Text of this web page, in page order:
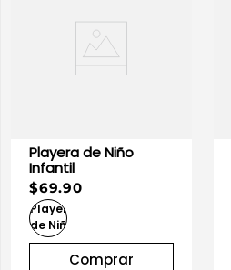
Playera de Niño
Infantil
$69.90
Comprar